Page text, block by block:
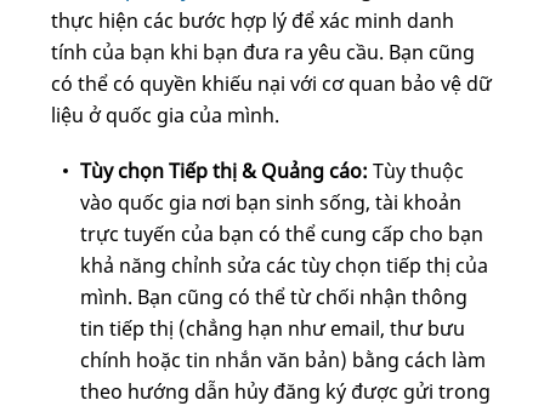
thực hiện các bước hợp lý để xác minh danh
tính của bạn khi bạn đưa ra yêu cầu. Bạn cũng
có thể có quyền khiếu nại với cơ quan bảo vệ dữ
liệu ở quốc gia của mình.
Tùy chọn Tiếp thị & Quảng cáo: Tùy thuộc
vào quốc gia nơi bạn sinh sống, tài khoản
trực tuyến của bạn có thể cung cấp cho bạn
khả năng chỉnh sửa các tùy chọn tiếp thị của
mình. Bạn cũng có thể từ chối nhận thông
tin tiếp thị (chẳng hạn như email, thư bưu
chính hoặc tin nhắn văn bản) bằng cách làm
theo hướng dẫn hủy đăng ký được gửi trong